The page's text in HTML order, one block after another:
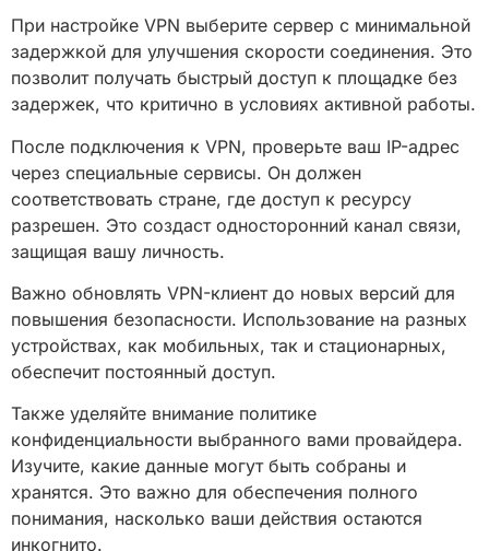
При настройке VPN выберите сервер с минимальной
задержкой для улучшения скорости соединения. Это
позволит получать быстрый доступ к площадке без
задержек, что критично в условиях активной работы.
После подключения к VPN, проверьте ваш IP-адрес
через специальные сервисы. Он должен
соответствовать стране, где доступ к ресурсу
разрешен. Это создаст односторонний канал связи,
защищая вашу личность.
Важно обновлять VPN-клиент до новых версий для
повышения безопасности. Использование на разных
устройствах, как мобильных, так и стационарных,
обеспечит постоянный доступ.
Также уделяйте внимание политике
конфиденциальности выбранного вами провайдера.
Изучите, какие данные могут быть собраны и
хранятся. Это важно для обеспечения полного
понимания, насколько ваши действия остаются
инкогнито.